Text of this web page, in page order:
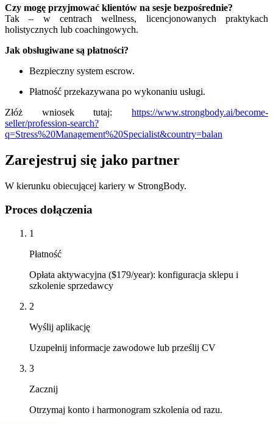
Czy mogę przyjmować klientów na sesje bezpośrednie?
Tak – w centrach wellness, licencjonowanych praktykach
holistycznych lub coachingowych.
Jak obsługiwane są płatności?
Bezpieczny system escrow.
Płatność przekazywana po wykonaniu usługi.
Złóż wniosek tutaj: https://www.strongbody.ai/become-
seller/profession-search?
q=Stress%20Management%20Specialist&country=balan
Zarejestruj się jako partner
W kierunku obiecującej kariery w StrongBody.
Proces dołączenia
1
Płatność
Opłata aktywacyjna ($179/year): konfiguracja sklepu i
szkolenie sprzedawcy
2
Wyślij aplikację
Uzupełnij informacje zawodowe lub prześlij CV
3
Zacznij
Otrzymaj konto i harmonogram szkolenia od razu.